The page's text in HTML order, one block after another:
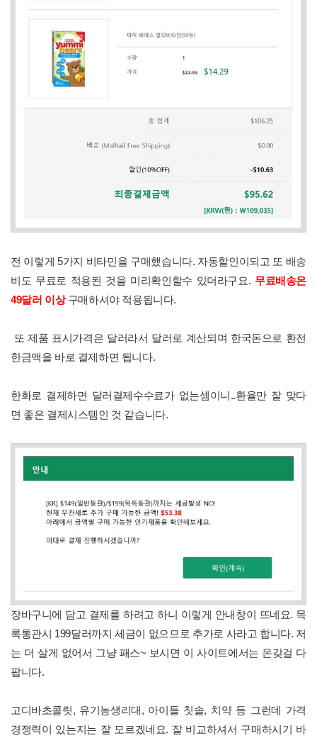
전 이렇게 5가지 비타민을 구매했습니다. 자동할인이되고 또 배송
비도 무료로 적용된 것을 미리확인할수 있더라구요. 무료배송은
49달러 이상구매하셔야 적용됩니다.
또 제품 표시가격은 달러라서 달러로 계산되며 한국돈으로 환전
한금액을 바로 결제하면 됩니다.
한화로 결제하면 달러결제수수료가 없는셈이니..환율만 잘 맞다
면 좋은 결제시스템인 것 같습니다.
장바구니에 담고 결제를 하려고 하니 이렇게 안내창이 뜨네요. 목
록통관시 199달러까지 세금이 없으므로 추가로 사라고 합니다. 저
는 더 살게 없어서 그냥 패스~ 보시면 이 사이트에서는 온갖걸 다
팝니다.
고디바초콜릿, 유기농생리대, 아이들 칫솔, 치약 등 그런데 가격
경쟁력이 있는지는 잘 모르겠네요. 잘 비교하셔서 구매하시기 바